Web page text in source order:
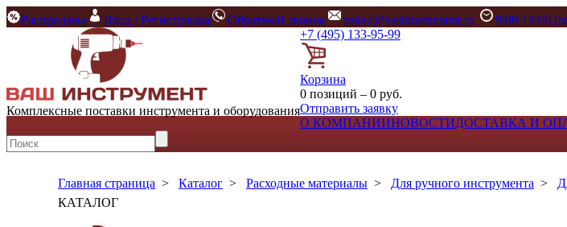
Распродажа Вход / Регистрация Обратный звонок zakaz@vashinstrument.ru 9:00-18:00
Комплексные поставки инструмента и оборудования
+7 (495) 133-95-99
Корзина
0 позиций – 0 руб.
Отправить заявку
О КОМПАНИИНОВОСТИДОСТАВКА И
Главная страница > Каталог > Расходные материалы > Для ручного инструмента >
КАТАЛОГ